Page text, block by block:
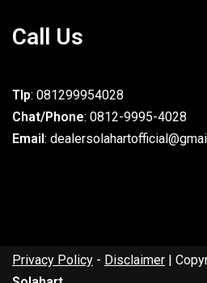
Call Us
Tlp: 081299954028
Chat/Phone: 0812-9995-4028
Email:
Privacy Policy - Disclaimer |